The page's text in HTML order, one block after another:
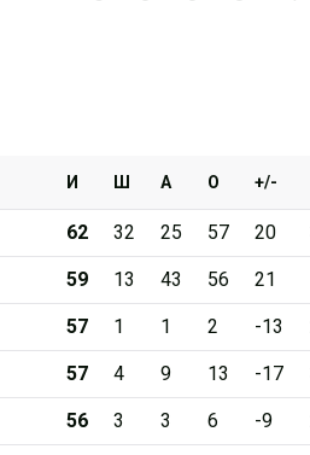
И Ш А О +/-
62 32 25 57 20
59 13 43 56 21
57 1 1 2 -13
57 4 9 13 -17
56 3 3 6 -9